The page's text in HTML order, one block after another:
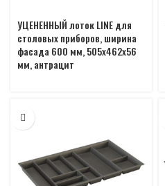
УЦЕНЕННЫЙ лоток LINE для
столовых приборов, ширина
фасада 600 мм, 505х462х56
мм, антрацит